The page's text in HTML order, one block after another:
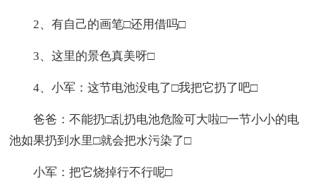
2、有自己的画笔□还用借吗□
3、这里的景色真美呀□
4、小军：这节电池没电了□我把它扔了吧□
爸爸：不能扔□乱扔电池危险可大啦□一节小小的电
池如果扔到水里□就会把水污染了□
小军：把它烧掉行不行呢□